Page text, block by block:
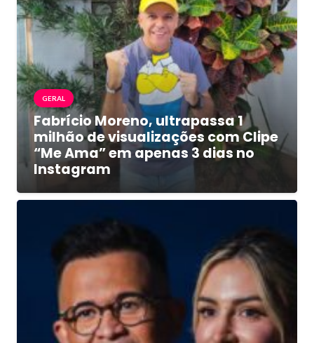
GERAL
Fabrício Moreno, ultrapassa 1
milhão de visualizações com Clipe
“Me Ama” em apenas 3 dias no
Instagram